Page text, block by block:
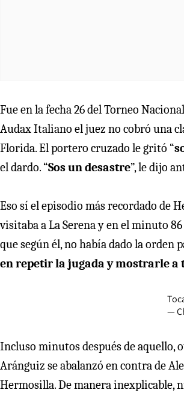
Fue en la fecha 26 del Torneo
Audax Italiano el juez no cobró una
Florida. El portero cruzado le gritó “
el dardo. “Sos un desastre”, le dijo
Eso sí el episodio más recordado de
visitaba a La Serena y en el minuto
que según él, no había dado la orden
en repetir la jugada y mostrarle a
—
Incluso minutos después de aquello,
Aránguiz se abalanzó en contra de
Hermosilla. De manera inexplicable,